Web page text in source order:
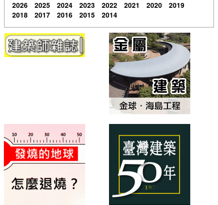
2026 2025 2024 2023 2022 2021 2020
2019
2018
2017 2016 2015 2014